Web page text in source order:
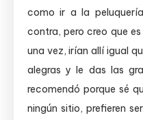
como ir a la
contra, pero creo que
una vez, irían allí igual
alegras y le das las
recomendó porque sé
ningún sitio, prefieren